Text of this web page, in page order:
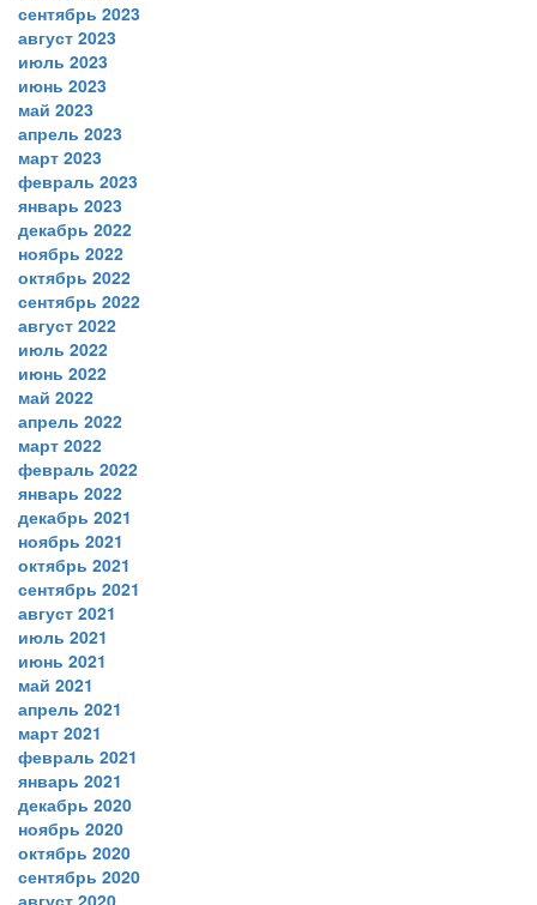
сентябрь 2023
август 2023
июль 2023
июнь 2023
май 2023
апрель 2023
март 2023
февраль 2023
январь 2023
декабрь 2022
ноябрь 2022
октябрь 2022
сентябрь 2022
август 2022
июль 2022
июнь 2022
май 2022
апрель 2022
март 2022
февраль 2022
январь 2022
декабрь 2021
ноябрь 2021
октябрь 2021
сентябрь 2021
август 2021
июль 2021
июнь 2021
май 2021
апрель 2021
март 2021
февраль 2021
январь 2021
декабрь 2020
ноябрь 2020
октябрь 2020
сентябрь 2020